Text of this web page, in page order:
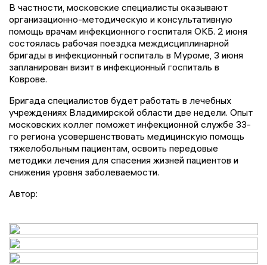
В частности, московские специалисты оказывают
организационно-методическую и консультативную
помощь врачам инфекционного госпиталя ОКБ. 2 июня
состоялась рабочая поездка междисциплинарной
бригады в инфекционный госпиталь в Муроме 3 июня
запланирован визит в инфекционный госпиталь в
Коврове.
Бригада специалистов будет работать в лечебных
учреждениях Владимирской области две недели. Опыт
московских коллег поможет инфекционной службе 33-
го региона усовершенствовать медицинскую помощь
тяжелобольным пациентам, освоить передовые
методики лечения для спасения жизней пациентов и
снижения уровня заболеваемости.
Автор: